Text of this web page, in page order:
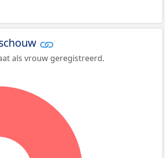
als vrouw geregistreerd.